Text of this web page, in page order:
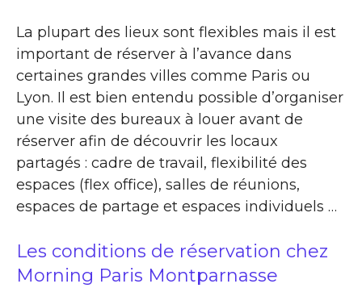
La plupart des lieux sont flexibles mais il est
important de réserver à l’avance dans
certaines grandes villes comme Paris ou
Lyon. Il est bien entendu possible d’organiser
une visite des bureaux à louer avant de
réserver afin de découvrir les locaux
partagés : cadre de travail, flexibilité des
espaces (flex office), salles de réunions,
espaces de partage et espaces individuels …
Les conditions de réservation chez
Morning Paris Montparnasse